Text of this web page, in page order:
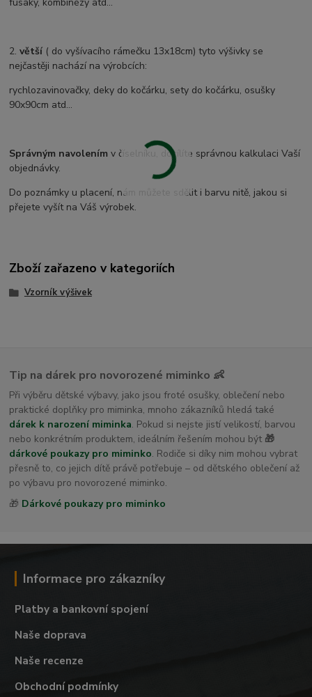
2.větší ( do vyšívacího rámečku 13x18cm) tyto výšivky se
nejčastěji nachází na výrobcích:
rychlozavinovačky, deky do kočárku, sety do kočárku, osušky
90x90cm atd...
Správným navolením v číselníku, docílíte správnou kalkulaci Vaší
objednávky.
Do poznámky u placení, nám můžete sdělit i barvu nitě, jakou si
přejete vyšít na Váš výrobek.
Zboží zařazeno v kategoriích
Vzorník výšivek
Tip na dárek pro novorozené miminko 👶
Při výběru dětské výbavy, jako jsou froté osušky, oblečení nebo
praktické doplňky pro miminka, mnoho zákazníků hledá také
dárek k narození miminka. Pokud si nejste jistí velikostí, barvou
nebo konkrétním produktem, ideálním řešením mohou být 🎁
dárkové poukazy pro miminko. Rodiče si díky nim mohou vybrat
přesně to, co jejich dítě právě potřebuje – od dětského oblečení až
po výbavu pro novorozené miminko.
🎁 Dárkové poukazy pro miminko
Informace pro zákazníky
Platby a bankovní spojení
Naše doprava
Naše recenze
Obchodní podmínky